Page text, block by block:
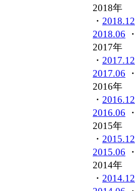
2018年
・ 2018.12
2018.06 ・
2017年
・ 2017.12
2017.06 ・
2016年
・ 2016.12
2016.06 ・
2015年
・ 2015.12
2015.06 ・
2014年
・ 2014.12